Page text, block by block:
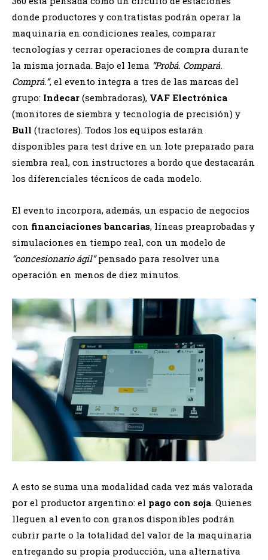
donde productores y contratistas podrán operar la
maquinaria en condiciones reales, comparar
tecnologías y cerrar operaciones de compra durante
la misma jornada. Bajo el lema “Probá. Compará.
Comprá.”, el evento integra a tres de las marcas del
grupo: Indecar (sembradoras), VAF Electrónica
(monitores de siembra y tecnología de precisión) y
Bull (tractores). Todos los equipos estarán
disponibles para test drive en un lote preparado para
siembra real, con instructores a bordo que destacarán
los diferenciales técnicos de cada modelo.
El evento incorpora, además, un espacio de negocios
con financiaciones bancarias, líneas preaprobadas y
simulaciones en tiempo real, con un modelo de
“concesionario ágil”pensado para resolver una
operación en menos de diez minutos.
A esto se suma una modalidad cada vez más valorada
por el productor argentino: el pago con soja. Quienes
lleguen al evento con granos disponibles podrán
cubrir parte o la totalidad del valor de la maquinaria
entregando su propia producción, una alternativa